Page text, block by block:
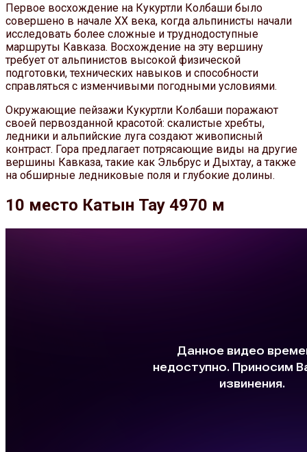
Первое восхождение на Кукуртли Колбаши было
совершено в начале XX века, когда альпинисты начали
исследовать более сложные и труднодоступные
маршруты Кавказа. Восхождение на эту вершину
требует от альпинистов высокой физической
подготовки, технических навыков и способности
справляться с изменчивыми погодными условиями.
Окружающие пейзажи Кукуртли Колбаши поражают
своей первозданной красотой: скалистые хребты,
ледники и альпийские луга создают живописный
контраст. Гора предлагает потрясающие виды на другие
вершины Кавказа, такие как Эльбрус и Дыхтау, а также
на обширные ледниковые поля и глубокие долины.
10 место Катын Тау 4970 м